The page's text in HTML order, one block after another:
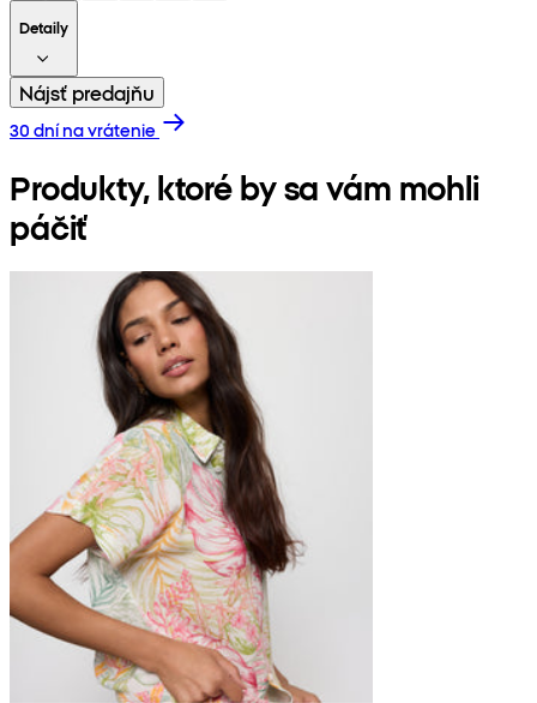
Detaily
Nájsť predajňu
30 dní na vrátenie
Produkty, ktoré by sa vám mohli
páčiť